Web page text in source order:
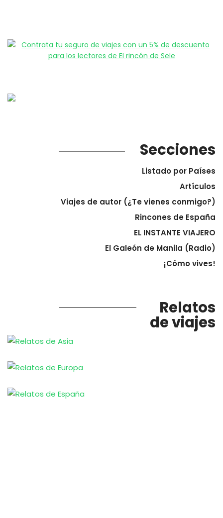
Secciones
Listado por Países
Artículos
Viajes de autor (¿Te vienes conmigo?)
Rincones de España
EL INSTANTE VIAJERO
El Galeón de Manila (Radio)
¡Cómo vives!
Relatos
de viajes